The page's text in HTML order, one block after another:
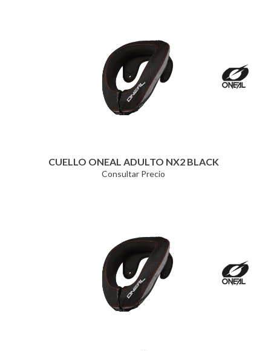
CUELLO ONEAL ADULTO NX2 BLACK
Consultar Precio